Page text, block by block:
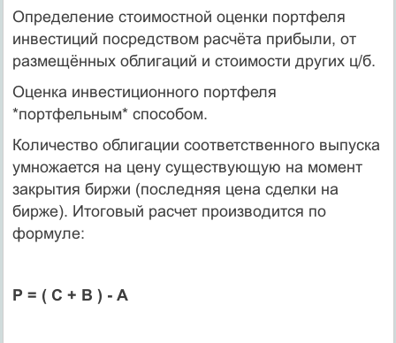
Определение стоимостной оценки портфеля
инвестиций посредством расчёта прибыли, от
размещённых облигаций и стоимости других ц/б.
Оценка инвестиционного портфеля
*портфельным* способом.
Количество облигации соответственного выпуска
умножается на цену существующую на момент
закрытия биржи (последняя цена сделки на
бирже). Итоговый расчет производится по
формуле:
Р = ( С + В ) - А